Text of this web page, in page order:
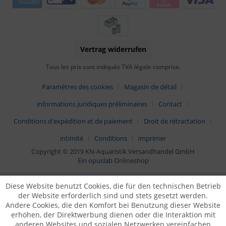
Vertrag widerrufen
Tous les prix sont indiqués TVA légale comprise.
Paramètres des cookies
Magasin de détail
informations juridiques préliminaires
Contact
Conditions d'expédition et de paiement
Droit de rétractation
intimité
Conditions
imprimer
Copyright © 2019 KN-Aquaristik Versandhandel GmbH
Ein opuslab Onlineshop
Diese Website benutzt Cookies, die für den technischen Betrieb
der Website erforderlich sind und stets gesetzt werden.
Andere Cookies, die den Komfort bei Benutzung dieser Website
erhöhen, der Direktwerbung dienen oder die Interaktion mit